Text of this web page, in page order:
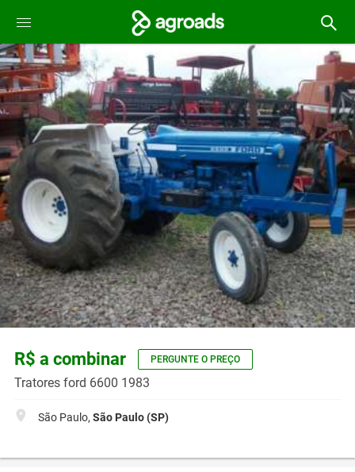
R$ a combinar PERGUNTE O PREÇO
Tratores ford 6600 1983
São Paulo, São Paulo (SP)